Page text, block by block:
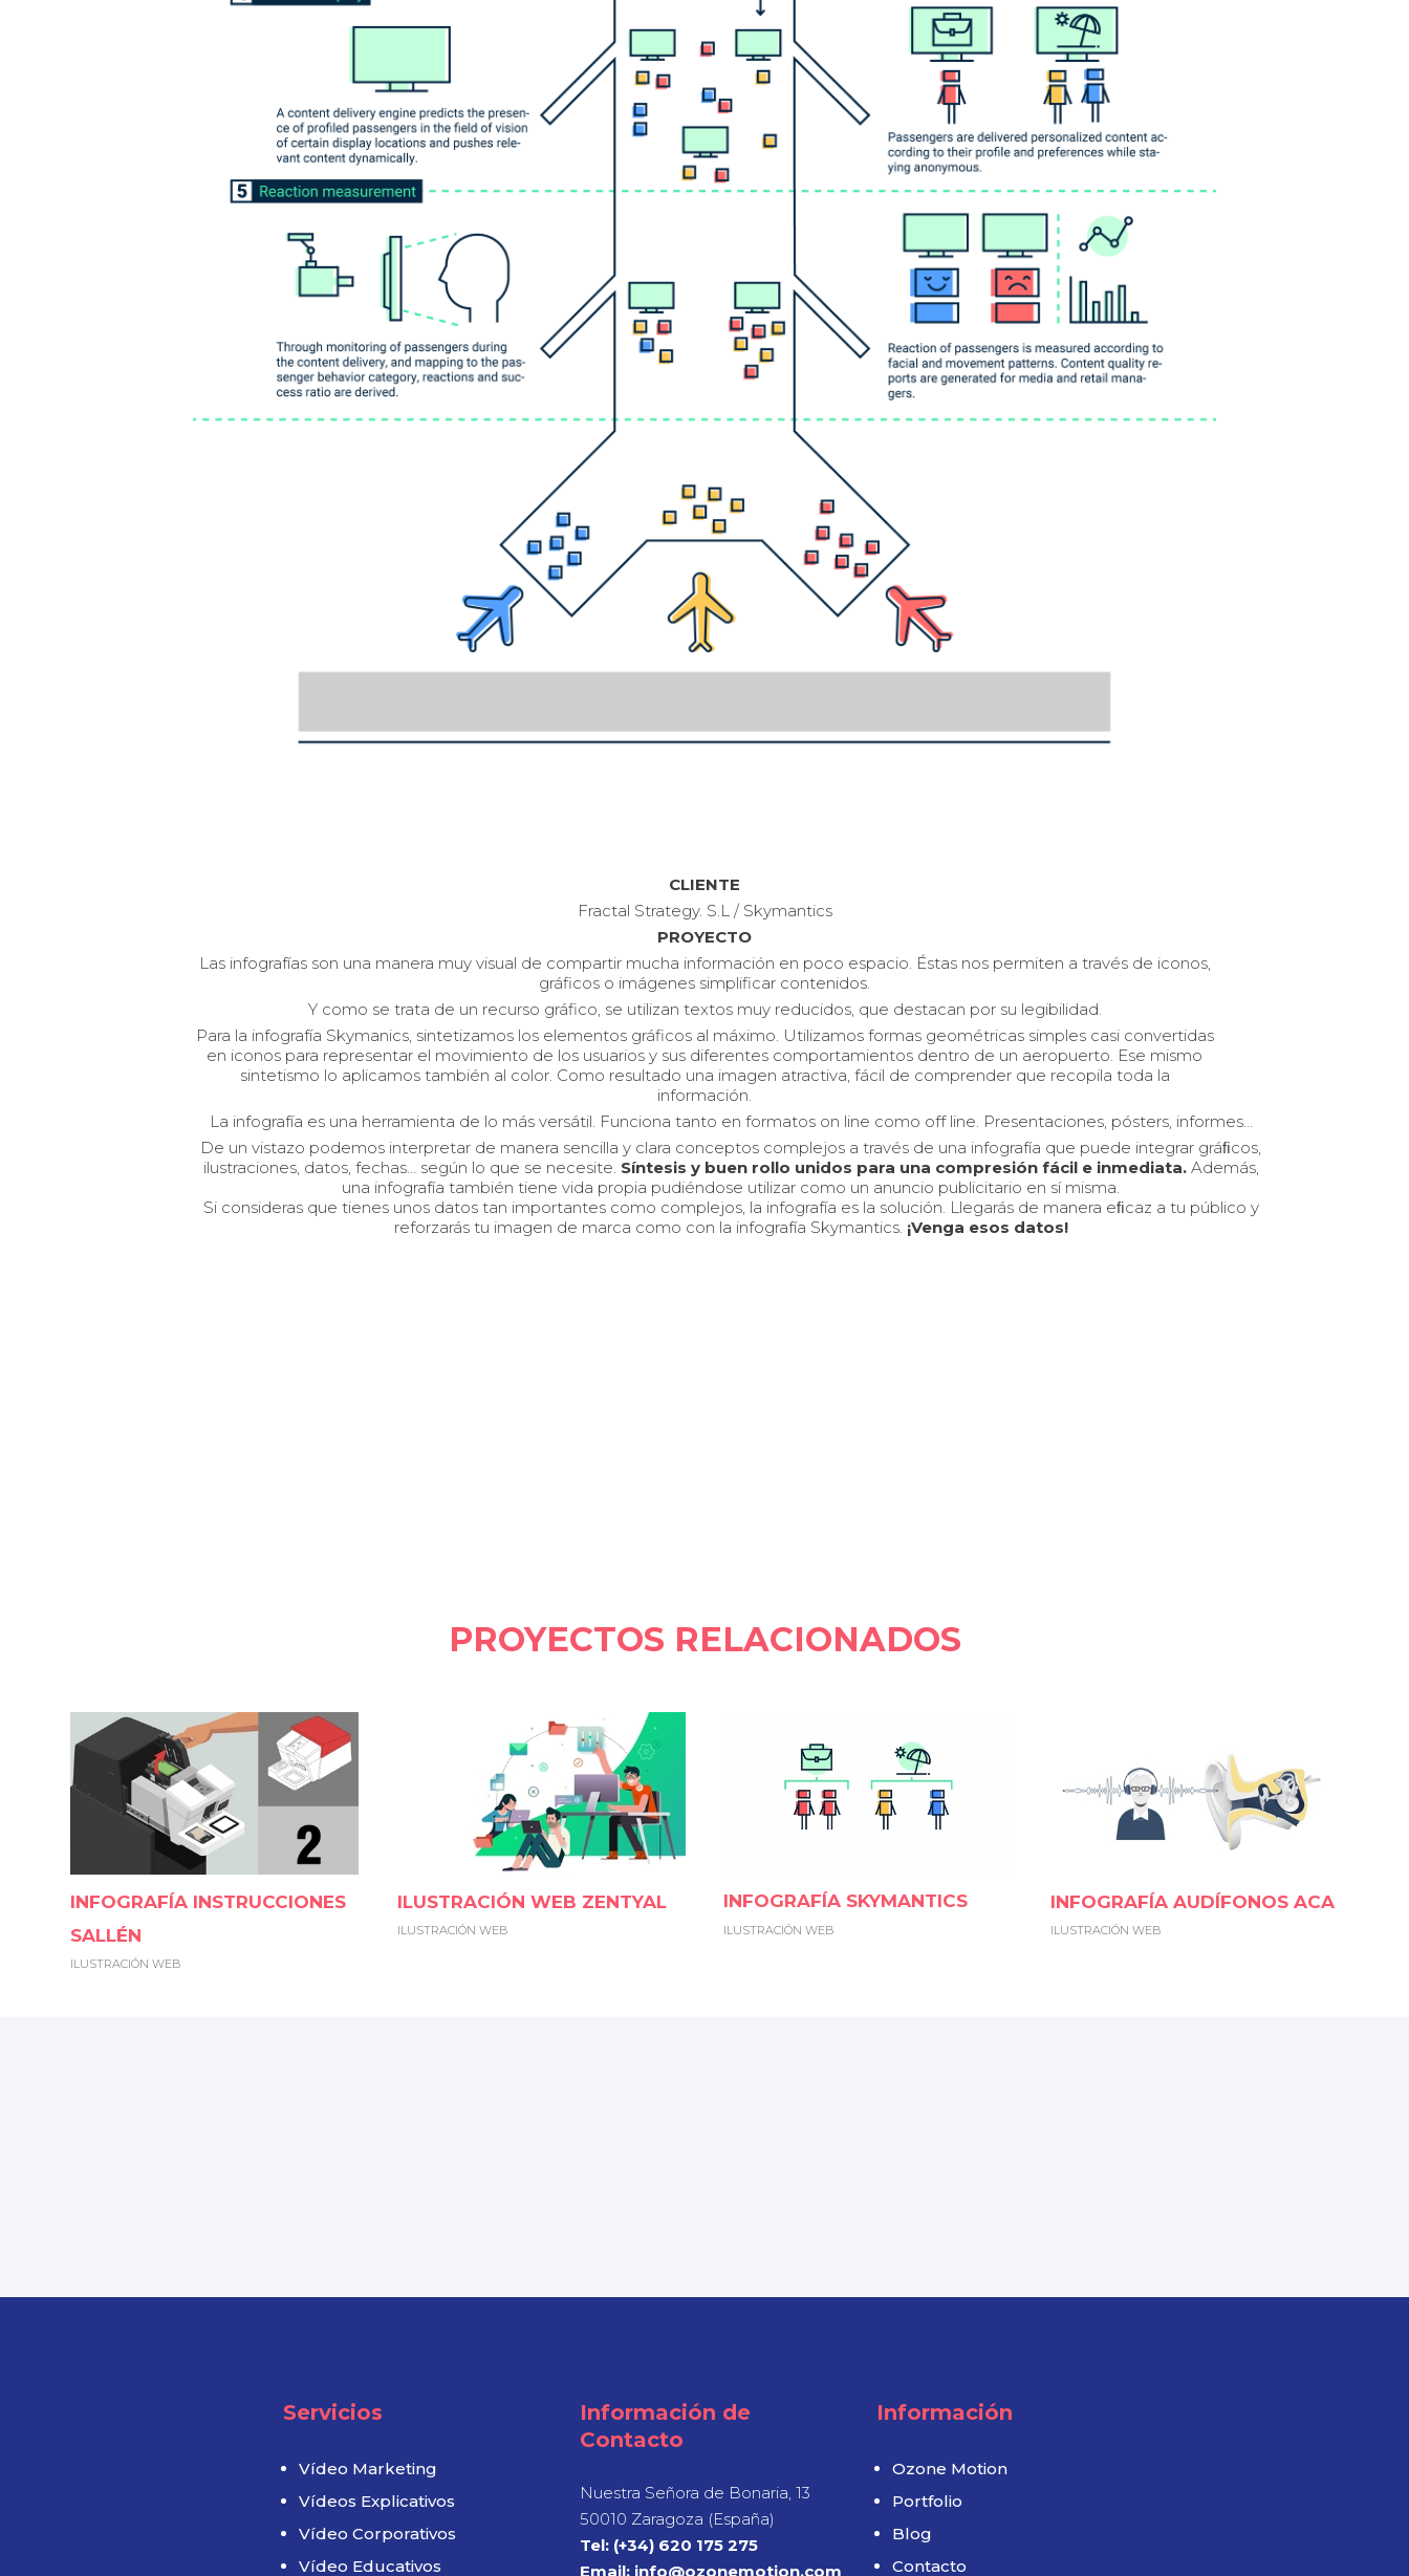
CLIENTE
Fractal Strategy. S.L / Skymantics
PROYECTO
Las infografías son una manera muy visual de compartir mucha información en poco espacio. Éstas nos permiten a través de iconos,
gráficos o imágenes simplificar contenidos.
Y como se trata de un recurso gráfico, se utilizan textos muy reducidos, que destacan por su legibilidad.
Para la infografía Skymanics, sintetizamos los elementos gráficos al máximo. Utilizamos formas geométricas simples casi convertidas
en iconos para representar el movimiento de los usuarios y sus diferentes comportamientos dentro de un aeropuerto. Ese mismo
sintetismo lo aplicamos también al color. Como resultado una imagen atractiva, fácil de comprender que recopila toda la
información.
La infografía es una herramienta de lo más versátil. Funciona tanto en formatos on line como off line. Presentaciones, pósters, informes…
De un vistazo podemos interpretar de manera sencilla y clara conceptos complejos a través de una infografía que puede integrar gráﬁcos,
ilustraciones, datos, fechas… según lo que se necesite. Síntesis y buen rollo unidos para una compresión fácil e inmediata.Además,
una infografía también tiene vida propia pudiéndose utilizar como un anuncio publicitario en sí misma.
Si consideras que tienes unos datos tan importantes como complejos, la infografía es la solución. Llegarás de manera eﬁcaz a tu público y
reforzarás tu imagen de marca como con la infografía Skymantics. ¡Venga esos datos!
PROYECTOS RELACIONADOS
INFOGRAFÍA INSTRUCCIONES
SALLÉN
ILUSTRACIÓN WEB
ILUSTRACIÓN WEB ZENTYAL
ILUSTRACIÓN WEB
INFOGRAFÍA SKYMANTICS
ILUSTRACIÓN WEB
INFOGRAFÍA AUDÍFONOS ACA
ILUSTRACIÓN WEB
Servicios
Vídeo Marketing
Vídeos Explicativos
Vídeo Corporativos
Vídeo Educativos
Información de
Contacto
Nuestra Señora de Bonaria, 13
50010 Zaragoza (España)
Tel: (+34) 620 175 275
Email: info@ozonemotion.com
Información
Ozone Motion
Portfolio
Blog
Contacto